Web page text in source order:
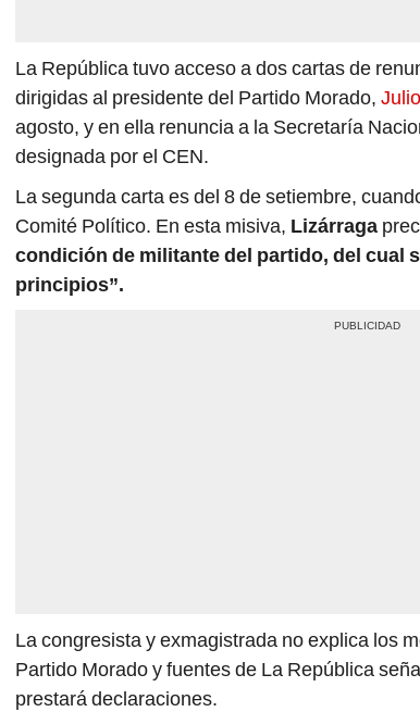
La República tuvo acceso a dos cartas de
dirigidas al presidente del Partido Morado,
agosto, y en ella renuncia a la Secretaría
designada por el CEN.
La segunda carta es del 8 de setiembre,
Comité Político. En esta misiva, Lizárraga
condición de militante del partido, del cual
principios”.
La congresista y exmagistrada no explica los
Partido Morado y fuentes de La República
prestará declaraciones.